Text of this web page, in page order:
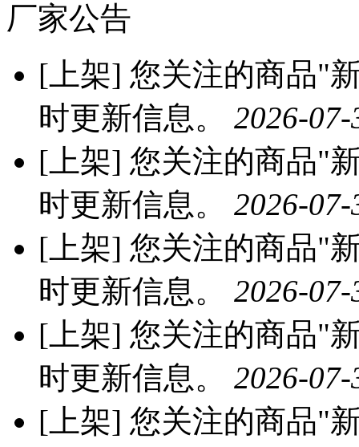
厂家公告
[上架] 您关注的商品"
时更新信息。 2026-
[上架] 您关注的商品"
时更新信息。 2026-
[上架] 您关注的商品"
时更新信息。 2026-
[上架] 您关注的商品"
时更新信息。 2026-
[上架] 您关注的商品"